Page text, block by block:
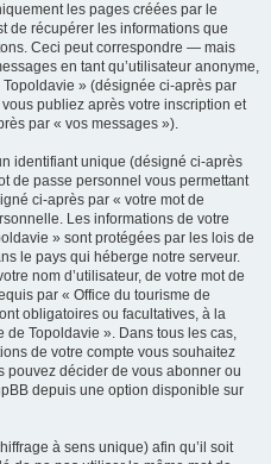
les pages créées par le
de récupérer les informations que
Ceci peut correspondre — mais
en tant qu’utilisateur anonyme,
Topoldavie » (désignée ci-après par
publiez après votre inscription et
par « vos messages »).
identifiant unique (désigné ci-après
de passe personnel vous permettant
ci-après par « votre mot de
Les informations de votre
» sont protégées par les lois de
le pays qui héberge notre serveur.
nom d’utilisateur, de votre mot de
par « Office du tourisme de
obligatoires ou facultatives, à la
de Topoldavie ». Dans tous les cas,
de votre compte vous souhaitez
pouvez décider de vous abonner ou
depuis une option disponible sur
à sens unique) afin qu’il soit